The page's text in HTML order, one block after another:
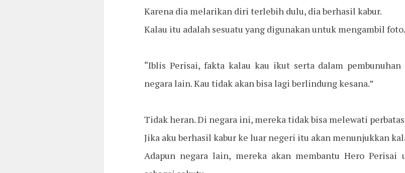
Karena dia melarikan diri terlebih dulu, dia berhasil kabur.
Kalau itu adalah sesuatu yang digunakan untuk mengambil foto.
“Iblis Perisai, fakta kalau kau ikut serta dalam
negara lain. Kau tidak akan bisa lagi berlindung kesana.”
Tidak heran. Di negara ini, mereka tidak bisa melewati
Jika aku berhasil kabur ke luar negeri itu akan menunjukkan
Adapun negara lain, mereka akan membantu Hero Perisai